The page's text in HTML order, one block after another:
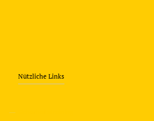
Nützliche Links
—